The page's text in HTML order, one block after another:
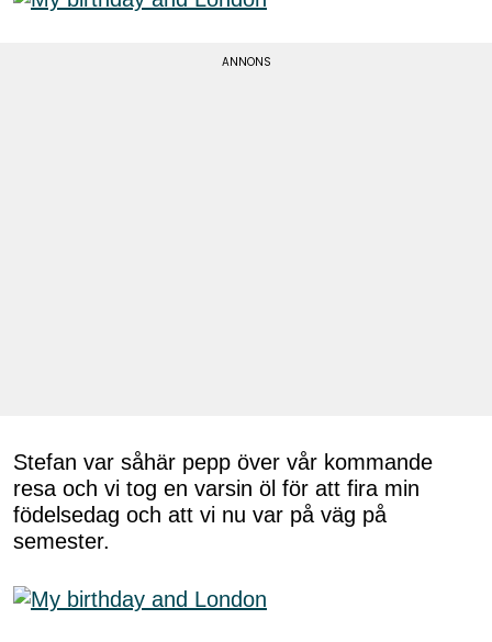
Stefan var såhär pepp över vår kommande
resa och vi tog en varsin öl för att fira min
födelsedag och att vi nu var på väg på
semester.